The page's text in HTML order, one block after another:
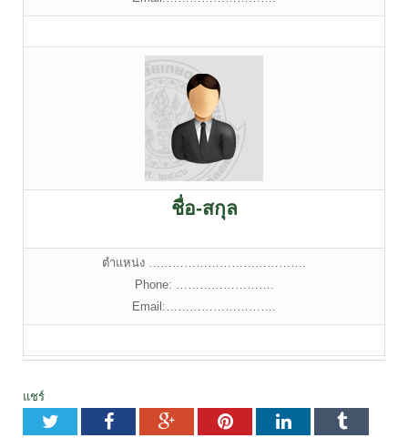
ชื่อ-สกุล
ตำแหน่ง ………………………………….
Phone: …………………….
Email:……………………….
แชร์
TwitterFacebookGoogle+PinterestLinkedInTumblr